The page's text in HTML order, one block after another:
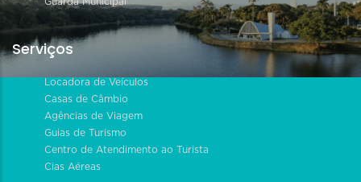
Serviços
Locadora de Veículos
Casas de Câmbio
Agências de Viagem
Guias de Turismo
Centro de Atendimento ao Turista
Cias Aéreas